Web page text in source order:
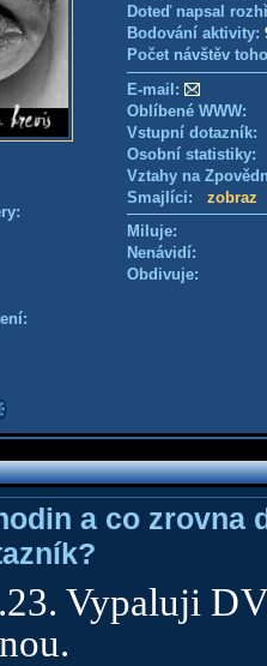
Doteď napsal
Bodování aktivity:
Počet návštěv
E-mail:
Oblíbené WWW:
Vstupní
Osobní
Vztahy na
Smajlíci: zobraz
Miluje:
Nenávidí:
Obdivuje:
a co zrovna
Vypaluji